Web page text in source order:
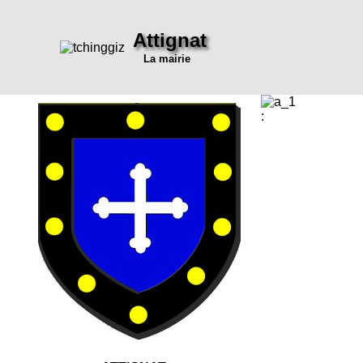
Attignat
La mairie
: